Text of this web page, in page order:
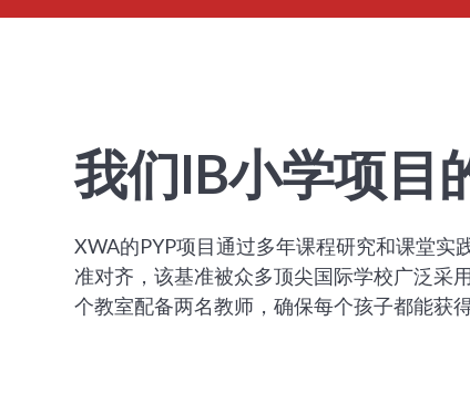
我们IB小学项目
XWA的PYP项目通过多年课程研究和课堂
准对齐，该基准被众多顶尖国际学校广泛采
个教室配备两名教师，确保每个孩子都能获